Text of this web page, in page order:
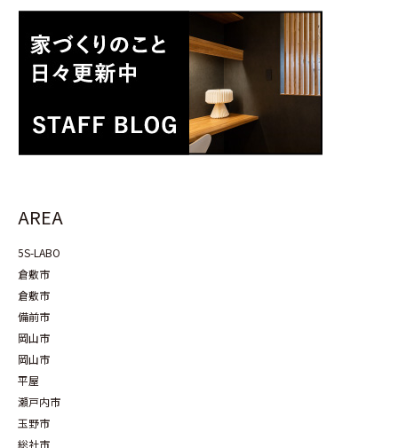
AREA
5S-LABO
倉敷市
倉敷市
備前市
岡山市
岡山市
平屋
瀬戸内市
玉野市
総社市